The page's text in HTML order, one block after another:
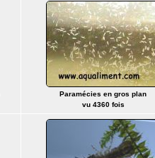
Paramécies en gros plan
vu 4360 fois